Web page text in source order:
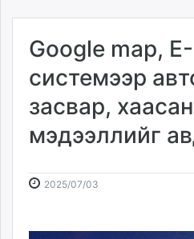
Бизнес ААН
Төрийн
Нийслэлийн
dorgio.mn
Gogo.mn
caak.mn
news.mn
zindaa.mn
tovch.mn
Google map,
системээр
засвар, хаасан
мэдээллийг
2025/07/03